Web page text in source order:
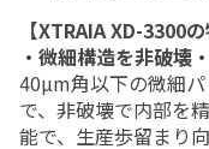
【XTRAIA XD-3300の
・微細構造を非破壊
40µm角以下の微細
で、非破壊で内部を
能で、生産歩留まり